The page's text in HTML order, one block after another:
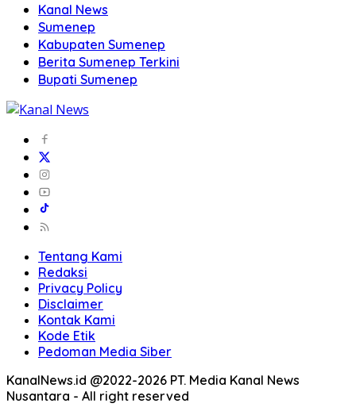
Kanal News
Sumenep
Kabupaten Sumenep
Berita Sumenep Terkini
Bupati Sumenep
Tentang Kami
Redaksi
Privacy Policy
Disclaimer
Kontak Kami
Kode Etik
Pedoman Media Siber
KanalNews.id @2022-2026 PT. Media Kanal News
Nusantara - All right reserved